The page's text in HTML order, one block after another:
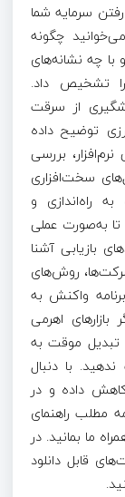
سرمایه شما
چگونه
با چه نشانه‌های
را تشخیص داد.
از سرقت
توضیح داده
بررسی
سخت‌افزاری
راه‌اندازی و
به‌صورت عملی
بازیابی آشنا
روش‌های
واکنش به
اهرمی
موقت به
با دنبال
کاهش داده و در
مطلب راهنمای
ما بمانید. در
قابل دانلود